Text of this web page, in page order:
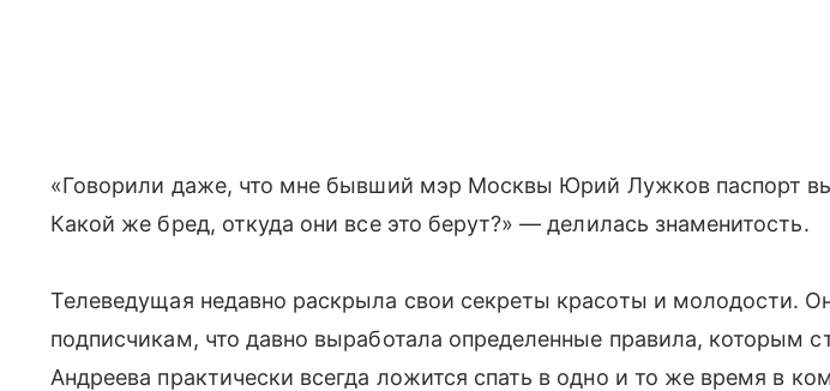
«Говорили даже, что мне бывший мэр Москвы Юрий Лужков паспорт
Какой же бред, откуда они все это берут?» — делилась знаменитость.
Телеведущая недавно раскрыла свои секреты красоты и молодости.
подписчикам, что давно выработала определенные правила, которым
Андреева практически всегда ложится спать в одно и то же время в